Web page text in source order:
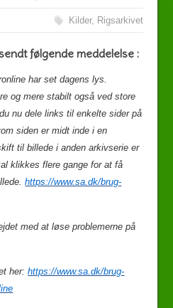
Kilder, Rigsarkivet
følgende meddelelse :
har set dagens lys.
og mere stabilt også ved store
nu dele links til enkelte sider på
siden er midt inde i en
til billede i anden arkivserie er
klikkes flere gange for at få
https://www.sa.dk/brug-
med at løse problemerne på
her:https://www.sa.dk/brug-